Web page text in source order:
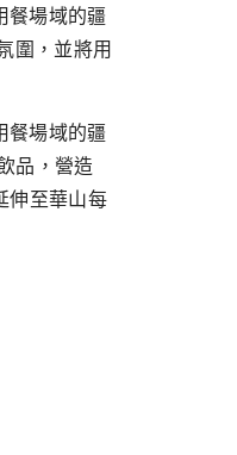
餐場域的疆
圍，並將用
餐場域的疆
品，營造
伸至華山每